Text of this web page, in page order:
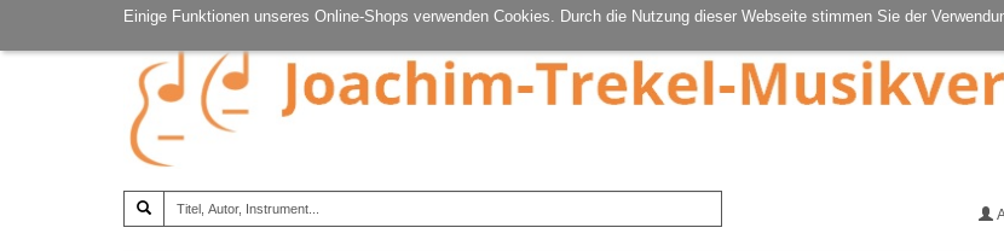
Einige Funktionen unseres Online-Shops verwenden Cookies. Durch die Nutzung dieser Webseite stimmen Sie der